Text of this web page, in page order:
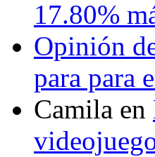
17.80%
Opinión
para para
Camila en